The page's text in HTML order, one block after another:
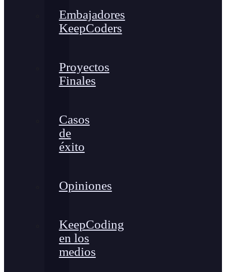
Embajadores
KeepCoders
Proyectos
Finales
Casos
de
éxito
Opiniones
KeepCoding
en los
medios